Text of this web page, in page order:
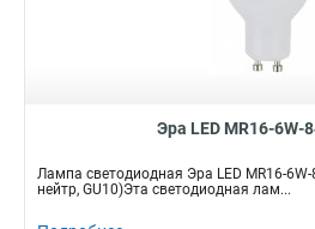
Эра LED MR16-6W-
Лампа светодиодная Эра LED MR16-
нейтр, GU10)Эта светодиодная лам...